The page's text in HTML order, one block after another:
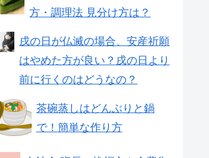
方・調理法 見分け方は？
戌の日が仏滅の場合、安産祈願
はやめた方が良い？戌の日より
前に行くのはどうなの？
茶碗蒸しはどんぶりと鍋
で！簡単な作り方